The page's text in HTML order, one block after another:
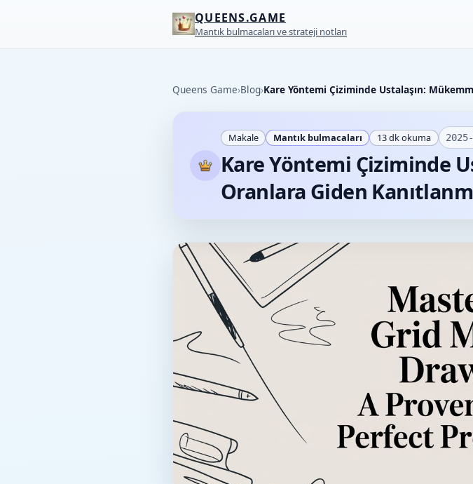
QUEENS.GAME
Mantık bulmacaları ve strateji notları
Queens Game›Blog›Kare Yöntemi Çiziminde Ustalaşın:
Makale Mantık bulmacaları 13dk okuma
Kare Yöntemi Çiziminde
Oranlara Giden